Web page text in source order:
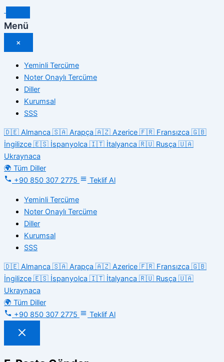
İçeriğe
atla
Menü
×
Yeminli Tercüme
Noter Onaylı Tercüme
Diller
Kurumsal
SSS
🇩🇪 Almanca 🇸🇦 Arapça 🇦🇿 Azerice 🇫🇷 Fransızca 🇬🇧
İngilizce 🇪🇸 İspanyolca 🇮🇹 İtalyanca 🇷🇺 Rusça 🇺🇦
Ukraynaca
🌍 Tüm Diller
+90 850 307 2775
Teklif Al
Yeminli Tercüme
Noter Onaylı Tercüme
Diller
Kurumsal
SSS
🇩🇪 Almanca 🇸🇦 Arapça 🇦🇿 Azerice 🇫🇷 Fransızca 🇬🇧
İngilizce 🇪🇸 İspanyolca 🇮🇹 İtalyanca 🇷🇺 Rusça 🇺🇦
Ukraynaca
🌍 Tüm Diller
+90 850 307 2775
Teklif Al